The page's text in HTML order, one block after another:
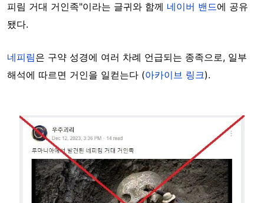
피림 거대 거인족"이라는 글귀와 함께 네이버 밴드에 공유
됐다.
네피림은 구약 성경에 여러 차례 언급되는 종족으로, 일부
해석에 따르면 거인을 일컫는다 (아카이브 링크).
Image